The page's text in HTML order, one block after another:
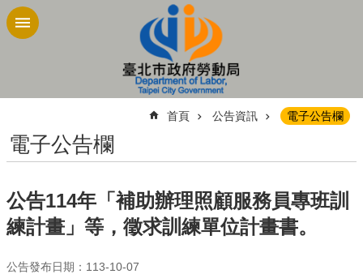
跳到主要內容區塊
首頁 公告資訊 電子公告欄
電子公告欄
公告114年「補助辦理照顧服務員專班訓
練計畫」等，徵求訓練單位計畫書。
公告發布日期：113-10-07